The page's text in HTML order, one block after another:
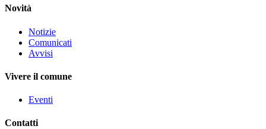
Novità
Notizie
Comunicati
Avvisi
Vivere il comune
Eventi
Contatti